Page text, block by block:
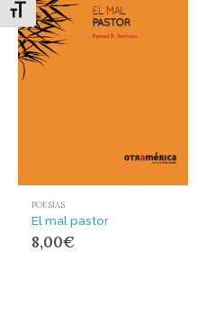
Alternar tamaño de letra
POESÍAS
El mal pastor
8,00€